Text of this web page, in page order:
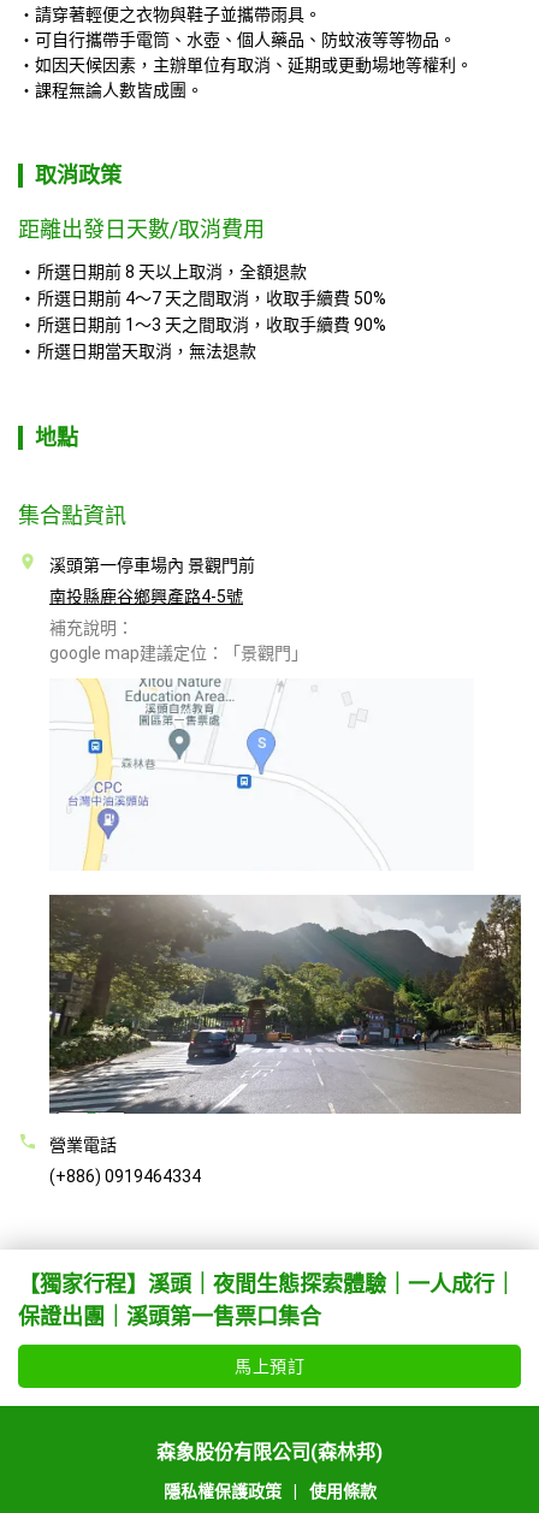
請穿著輕便之衣物與鞋子並攜帶雨具。
可自行攜帶手電筒、水壺、個人藥品、防蚊液等等物品。
如因天候因素，主辦單位有取消、延期或更動場地等權利。
課程無論人數皆成團。
取消政策
距離出發日天數/取消費用
所選日期前 8 天以上取消，全額退款
所選日期前 4～7 天之間取消，收取手續費 50%
所選日期前 1～3 天之間取消，收取手續費 90%
所選日期當天取消，無法退款
地點
集合點資訊
溪頭第一停車場內 景觀門前
南投縣鹿谷鄉興產路4-5號
補充說明：
google map建議定位：「景觀門」
營業電話
(+886) 0919464334
【獨家行程】溪頭｜夜間生態探索體驗｜一人成行｜
保證出團｜溪頭第一售票口集合
馬上預訂
森象股份有限公司(森林邦)
隱私權保護政策 使用條款